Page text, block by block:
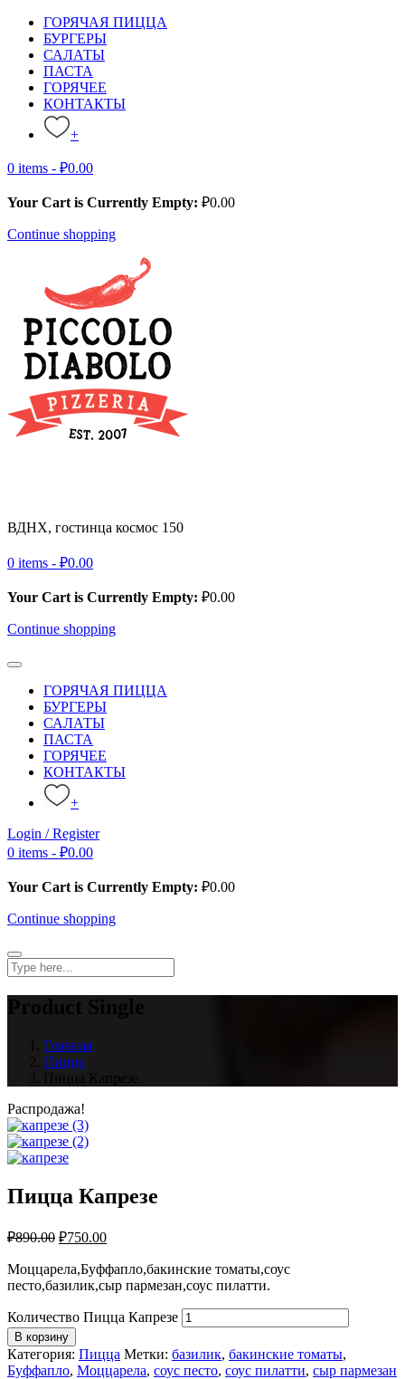
ГОРЯЧАЯ ПИЦЦА
БУРГЕРЫ
САЛАТЫ
ПАСТА
ГОРЯЧЕЕ
КОНТАКТЫ
+
0 items - ₽0.00
Your Cart is Currently Empty: ₽0.00
Continue shopping
ВДНХ, гостинца космос 150
0 items - ₽0.00
Your Cart is Currently Empty: ₽0.00
Continue shopping
ГОРЯЧАЯ ПИЦЦА
БУРГЕРЫ
САЛАТЫ
ПАСТА
ГОРЯЧЕЕ
КОНТАКТЫ
+
Login / Register
0 items - ₽0.00
Your Cart is Currently Empty: ₽0.00
Continue shopping
Product Single
Главная
Пицца
Пицца Капрезе
Распродажа!
Пицца Капрезе
₽890.00 ₽750.00
Моццарела,Буффапло,бакинские томаты,соус
песто,базилик,сыр пармезан,соус пилатти.
Количество Пицца Капрезе
В корзину
Категория: Пицца Метки: базилик, бакинские томаты,
Буффапло, Моццарела, соус песто, соус пилатти, сыр пармезан